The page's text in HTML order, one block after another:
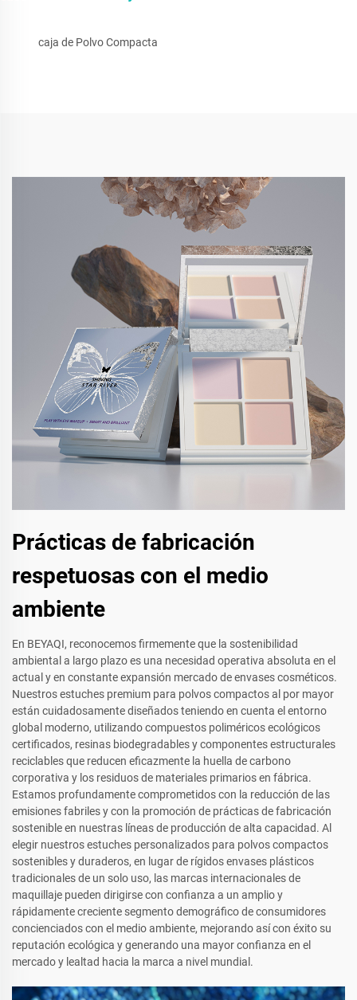
caja de Polvo Compacta
Prácticas de fabricación
respetuosas con el medio
ambiente
En BEYAQI, reconocemos firmemente que la sostenibilidad
ambiental a largo plazo es una necesidad operativa absoluta en el
actual y en constante expansión mercado de envases cosméticos.
Nuestros estuches premium para polvos compactos al por mayor
están cuidadosamente diseñados teniendo en cuenta el entorno
global moderno, utilizando compuestos poliméricos ecológicos
certificados, resinas biodegradables y componentes estructurales
reciclables que reducen eficazmente la huella de carbono
corporativa y los residuos de materiales primarios en fábrica.
Estamos profundamente comprometidos con la reducción de las
emisiones fabriles y con la promoción de prácticas de fabricación
sostenible en nuestras líneas de producción de alta capacidad. Al
elegir nuestros estuches personalizados para polvos compactos
sostenibles y duraderos, en lugar de rígidos envases plásticos
tradicionales de un solo uso, las marcas internacionales de
maquillaje pueden dirigirse con confianza a un amplio y
rápidamente creciente segmento demográfico de consumidores
concienciados con el medio ambiente, mejorando así con éxito su
reputación ecológica y generando una mayor confianza en el
mercado y lealtad hacia la marca a nivel mundial.